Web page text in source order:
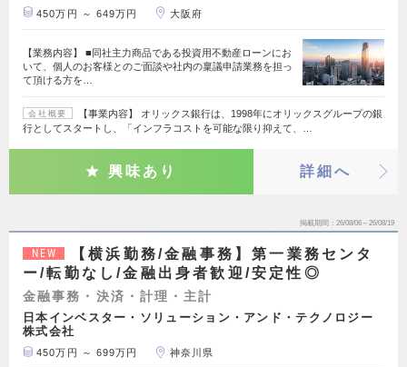
450万円 ～ 649万円 大阪府
【業務内容】 ■同社主力商品である投資用不動産ローンにお
いて、個人のお客様とのご面談や社内の稟議申請業務を担っ
て頂ける方を…
会社概要
【事業内容】 オリックス銀行は、1998年にオリックスグループの銀
行としてスタートし、「インフラコストを可能な限り抑えて、…
興味あり 詳細へ
掲載期間 26/08/06～26/08/19
NEW
【横浜勤務/金融事務】第一業務センタ
ー/転勤なし/金融出身者歓迎/安定性◎
金融事務・決済・計理・主計
日本インベスター・ソリューション・アンド・テクノロジー
株式会社
450万円 ～ 699万円 神奈川県